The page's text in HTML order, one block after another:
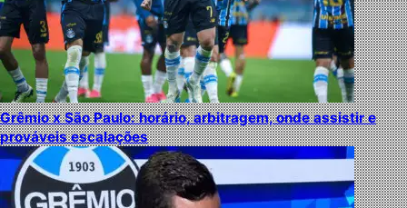
Grêmio x São Paulo: horário, arbitragem, onde assistir e
prováveis escalações